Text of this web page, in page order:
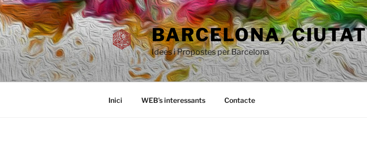
Saltar
al
contenido
BARCELONA,
Idees i Propostes per Barcelona
Inici WEB’s interessants Contacte